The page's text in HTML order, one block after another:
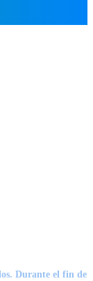
Durante el fin de